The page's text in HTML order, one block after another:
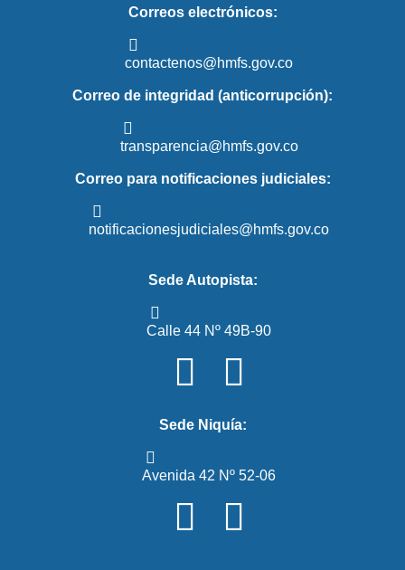
Correos electrónicos:
contactenos@hmfs.gov.co
Correo de integridad (anticorrupción):
transparencia@hmfs.gov.co
Correo para notificaciones judiciales:
notificacionesjudiciales@hmfs.gov.co
Sede Autopista:
Calle 44 Nº 49B-90
Sede Niquía:
Avenida 42 Nº 52-06